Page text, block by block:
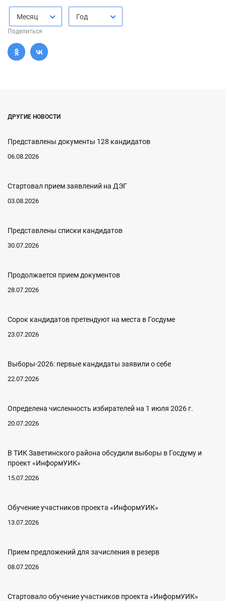
Месяц Год
Поделиться
ДРУГИЕ НОВОСТИ
Представлены документы 128 кандидатов
06.08.2026
Стартовал прием заявлений на ДЭГ
03.08.2026
Представлены списки кандидатов
30.07.2026
Продолжается прием документов
28.07.2026
Сорок кандидатов претендуют на места в Госдуме
23.07.2026
Выборы-2026: первые кандидаты заявили о себе
22.07.2026
Определена численность избирателей на 1 июля 2026 г.
20.07.2026
В ТИК Заветинского района обсудили выборы в Госдуму и
проект «ИнформУИК»
15.07.2026
Обучение участников проекта «ИнформУИК»
13.07.2026
Прием предложений для зачисления в резерв
08.07.2026
Стартовало обучение участников проекта «ИнформУИК»